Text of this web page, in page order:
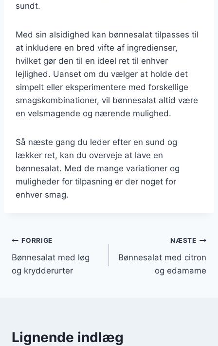
sundt.
Med sin alsidighed kan bønnesalat tilpasses til
at inkludere en bred vifte af ingredienser,
hvilket gør den til en ideel ret til enhver
lejlighed. Uanset om du vælger at holde det
simpelt eller eksperimentere med forskellige
smagskombinationer, vil bønnesalat altid være
en velsmagende og nærende mulighed.
Så næste gang du leder efter en sund og
lækker ret, kan du overveje at lave en
bønnesalat. Med de mange variationer og
muligheder for tilpasning er der noget for
enhver smag.
Indlægsnavigation
FORRIGE
Bønnesalat med løg
og krydderurter
NÆSTE
Bønnesalat med citron
og edamame
Lignende indlæg